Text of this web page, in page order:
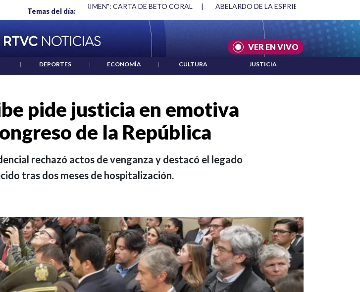
Temas del día:
BETO CORAL ABELARDO DE LA ESPRIELLA Y DMG | ACUERDOS ENTRE ESTADOS UNIDOS E
VER EN VIVO
| DEPORTES | ECONOMÍA | CULTURA | JUSTICIA
pide justicia en emotiva
de la República
rechazó actos de venganza y destacó el legado
tras dos meses de hospitalización.